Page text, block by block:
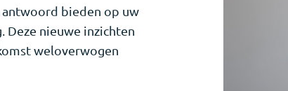
bieden op uw
nieuwe inzichten
weloverwogen